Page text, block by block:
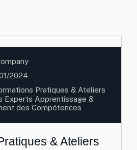
2024
Pratiques & Ateliers
Experts Apprentissage &
des Compétences
& Ateliers